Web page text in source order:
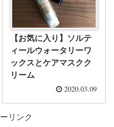
【お気に入り】ソルテ
ィールウォータリーワ
ックスとケアマスクク
リーム
2020.03.09
リンク